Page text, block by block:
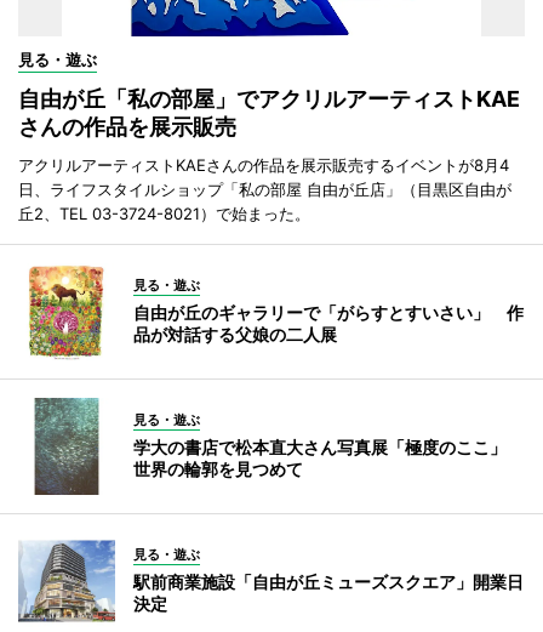
見る・遊ぶ
自由が丘「私の部屋」でアクリルアーティストKAE
さんの作品を展示販売
アクリルアーティストKAEさんの作品を展示販売するイベントが8月4
日、ライフスタイルショップ「私の部屋 自由が丘店」（目黒区自由が
丘2、TEL 03-3724-8021）で始まった。
見る・遊ぶ
自由が丘のギャラリーで「がらすとすいさい」 作
品が対話する父娘の二人展
見る・遊ぶ
学大の書店で松本直大さん写真展「極度のここ」
世界の輪郭を見つめて
見る・遊ぶ
駅前商業施設「自由が丘ミューズスクエア」開業日
決定